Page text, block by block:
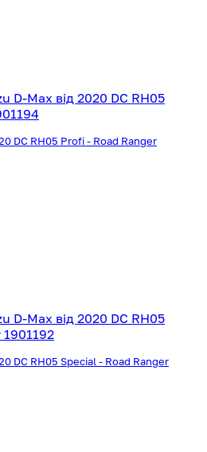
DC RH05 Profi - Road Ranger
DC RH05 Special - Road Ranger